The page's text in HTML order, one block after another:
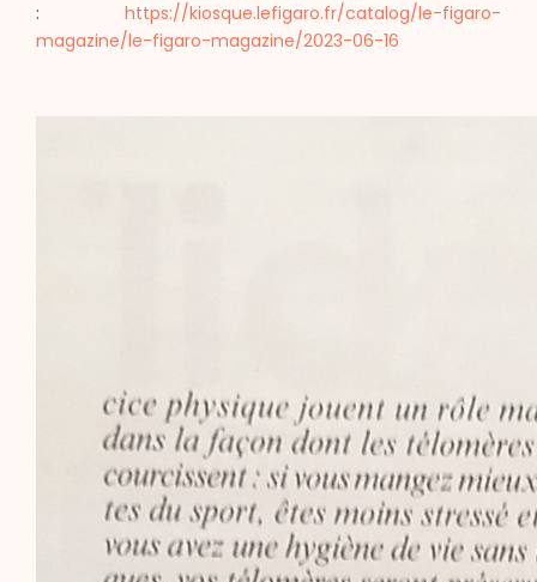
: https://kiosque.lefigaro.fr/catalog/le-figaro-
magazine/le-figaro-magazine/2023-06-16